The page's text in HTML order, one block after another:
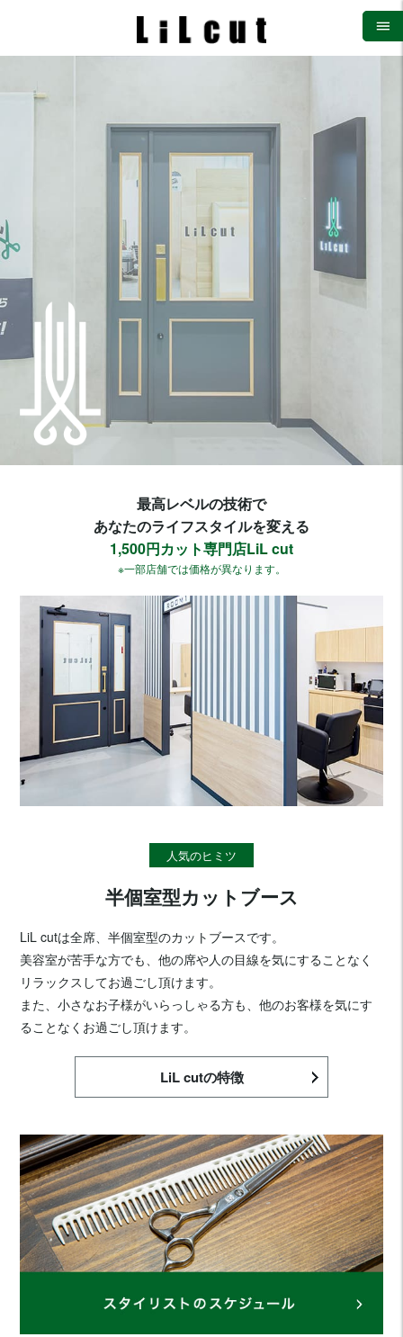
最高レベルの技術で
あなたのライフスタイルを変える
1,500円カット専門店LiL cut
※一部店舗では価格が異なります。
人気のヒミツ
半個室型カットブース
LiL cutは全席、半個室型のカットブースです。
美容室が苦手な方でも、他の席や人の目線を気にすることなく
リラックスしてお過ごし頂けます。
また、小さなお子様がいらっしゃる方も、他のお客様を気にす
ることなくお過ごし頂けます。
LiL cutの特徴